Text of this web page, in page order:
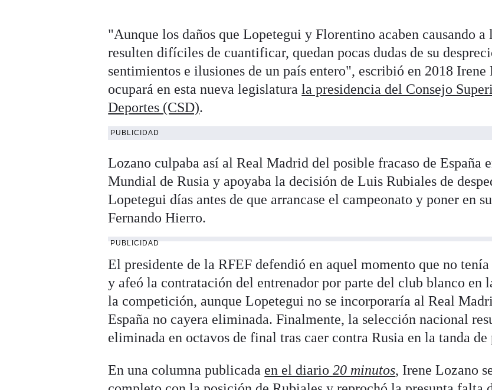
"Aunque los daños que Lopetegui y Florentino acaben causando a
resulten difíciles de cuantificar, quedan pocas dudas de su
sentimientos e ilusiones de un país entero", escribió en 2018 Irene
ocupará en esta nueva legislaturala presidencia del Consejo
Deportes (CSD).
PUBLICIDAD
Lozano culpaba así al Real Madrid del posible fracaso de España
Mundial de Rusia y apoyaba la decisión de Luis Rubiales de
Lopetegui días antes de que arrancase el campeonato y poner en
Fernando Hierro.
PUBLICIDAD
El presidente de la RFEF defendió en aquel momento que no
y afeó la contratación del entrenador por parte del club blanco en
la competición, aunque Lopetegui no se incorporaría al Real
España no cayera eliminada. Finalmente, la selección nacional
eliminada en octavos de final tras caer contra Rusia en la tanda de
En una columna publicada en el diario20 minutos, Irene Lozano